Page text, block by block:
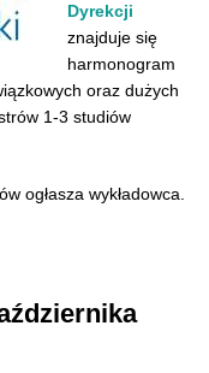
Dyrekcji
znajduje się
harmonogram
oraz dużych
1-3 studiów
ogłasza wykładowca.